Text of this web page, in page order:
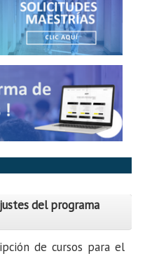
del programa
de cursos para el